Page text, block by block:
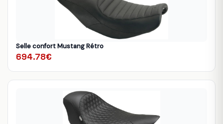
Selle confort Mustang Rétro
694.78€